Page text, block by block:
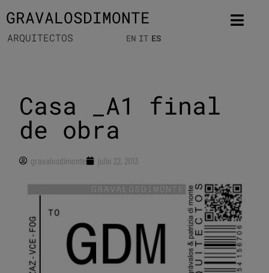
GRAVALOSDIMONTE
ARQUITECTOS EN IT ES
Casa _A1 final
de obra
gravalosdimonte julio 22, 2013